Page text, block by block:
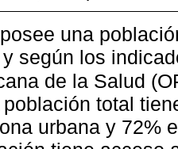
una
según los
de la Salud
total
urbana y 72%